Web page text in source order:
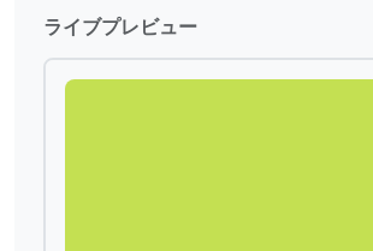
ライブプレビュー